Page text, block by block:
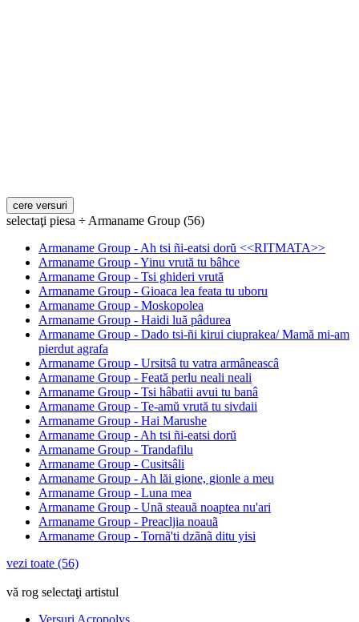
selectaţi piesa ÷ Armaname Group (56)
Armaname Group - Ah tsi ñi-eatsi dorŭ <<RITMATA>>
Armaname Group - Yinu vrută tu bâhce
Armaname Group - Tsi ghideri vrută
Armaname Group - Gioaca lea feata tu uboru
Armaname Group - Moskopolea
Armaname Group - Haidi luă pâdurea
Armaname Group - Dado tsi-ñi kirui ciuprakea/ Mamă mi-am
pierdut agrafa
Armaname Group - Ursitsâ tu vatra armâneascâ
Armaname Group - Feată perlu neali neali
Armaname Group - Tsi hâbatii avui tu banâ
Armaname Group - Te-amŭ vrută tu sivdaii
Armaname Group - Hai Marushe
Armaname Group - Ah tsi ñi-eatsi dorŭ
Armaname Group - Trandafilu
Armaname Group - Cusitsâli
Armaname Group - Ah lăi gione, gionle a meu
Armaname Group - Luna mea
Armaname Group - Unã steauã noaptea nu'ari
Armaname Group - Preacljia noauã
Armaname Group - Tornã'ti dzãnã ditu yisi
vezi toate (56)
vă rog selectaţi artistul
Versuri Acropolys